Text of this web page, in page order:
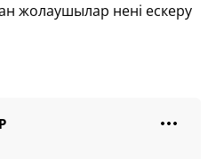
жолаушылар нені ескеру